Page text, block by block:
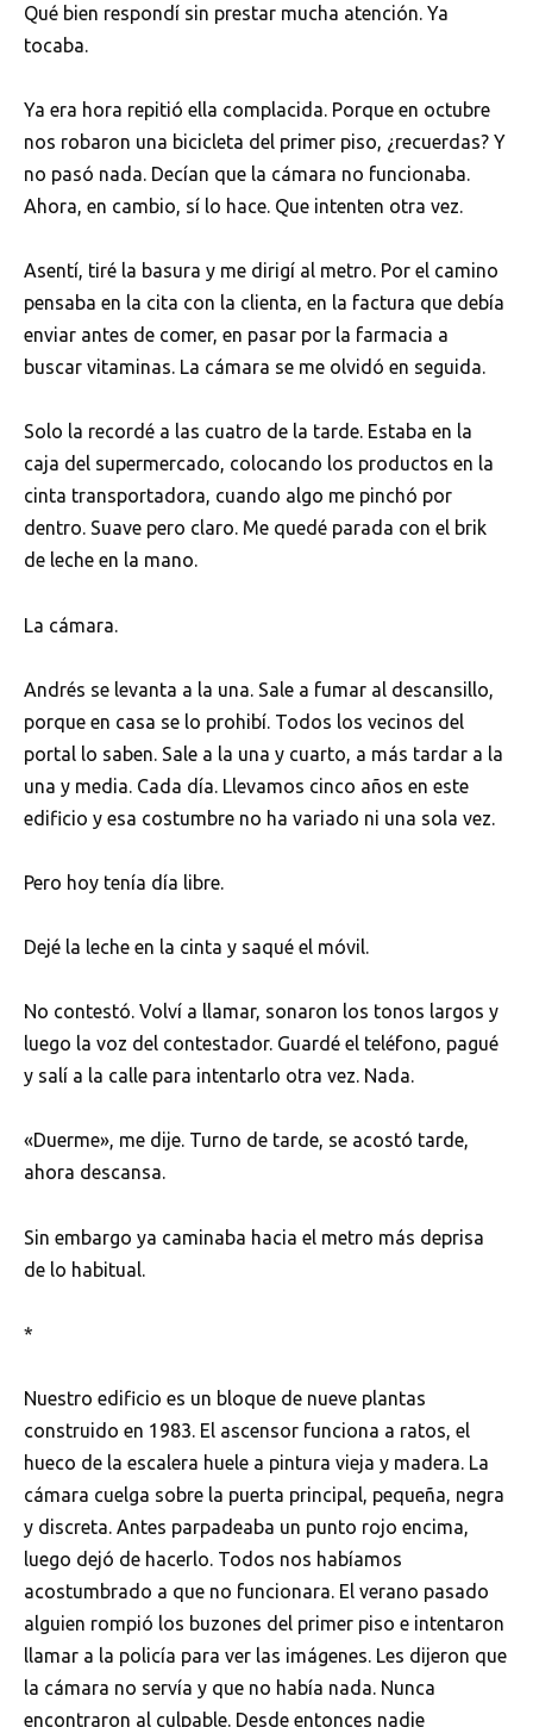
Qué bien respondí sin prestar mucha atención. Ya
tocaba.
Ya era hora repitió ella complacida. Porque en octubre
nos robaron una bicicleta del primer piso, ¿recuerdas? Y
no pasó nada. Decían que la cámara no funcionaba.
Ahora, en cambio, sí lo hace. Que intenten otra vez.
Asentí, tiré la basura y me dirigí al metro. Por el camino
pensaba en la cita con la clienta, en la factura que debía
enviar antes de comer, en pasar por la farmacia a
buscar vitaminas. La cámara se me olvidó en seguida.
Solo la recordé a las cuatro de la tarde. Estaba en la
caja del supermercado, colocando los productos en la
cinta transportadora, cuando algo me pinchó por
dentro. Suave pero claro. Me quedé parada con el brik
de leche en la mano.
La cámara.
Andrés se levanta a la una. Sale a fumar al descansillo,
porque en casa se lo prohibí. Todos los vecinos del
portal lo saben. Sale a la una y cuarto, a más tardar a la
una y media. Cada día. Llevamos cinco años en este
edificio y esa costumbre no ha variado ni una sola vez.
Pero hoy tenía día libre.
Dejé la leche en la cinta y saqué el móvil.
No contestó. Volví a llamar, sonaron los tonos largos y
luego la voz del contestador. Guardé el teléfono, pagué
y salí a la calle para intentarlo otra vez. Nada.
«Duerme», me dije. Turno de tarde, se acostó tarde,
ahora descansa.
Sin embargo ya caminaba hacia el metro más deprisa
de lo habitual.
*
Nuestro edificio es un bloque de nueve plantas
construido en 1983. El ascensor funciona a ratos, el
hueco de la escalera huele a pintura vieja y madera. La
cámara cuelga sobre la puerta principal, pequeña, negra
y discreta. Antes parpadeaba un punto rojo encima,
luego dejó de hacerlo. Todos nos habíamos
acostumbrado a que no funcionara. El verano pasado
alguien rompió los buzones del primer piso e intentaron
llamar a la policía para ver las imágenes. Les dijeron que
la cámara no servía y que no había nada. Nunca
encontraron al culpable. Desde entonces nadie